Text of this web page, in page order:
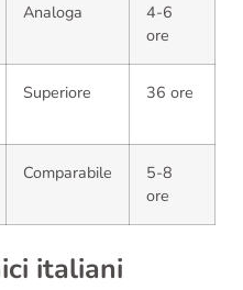
Analoga
4-6
ore
Superiore 36 ore
Comparabile
5-8
ore
italiani